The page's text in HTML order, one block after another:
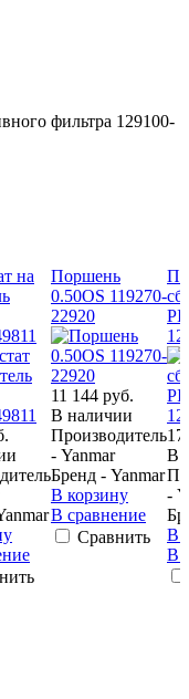
фильтра 129100-
на
Поршень
0.50OS 119270-
22920
11 144 руб.
В наличии
Производитель
- Yanmar
Бренд - Yanmar
В корзину
В сравнение
Сравнить
17
В
-
В
В